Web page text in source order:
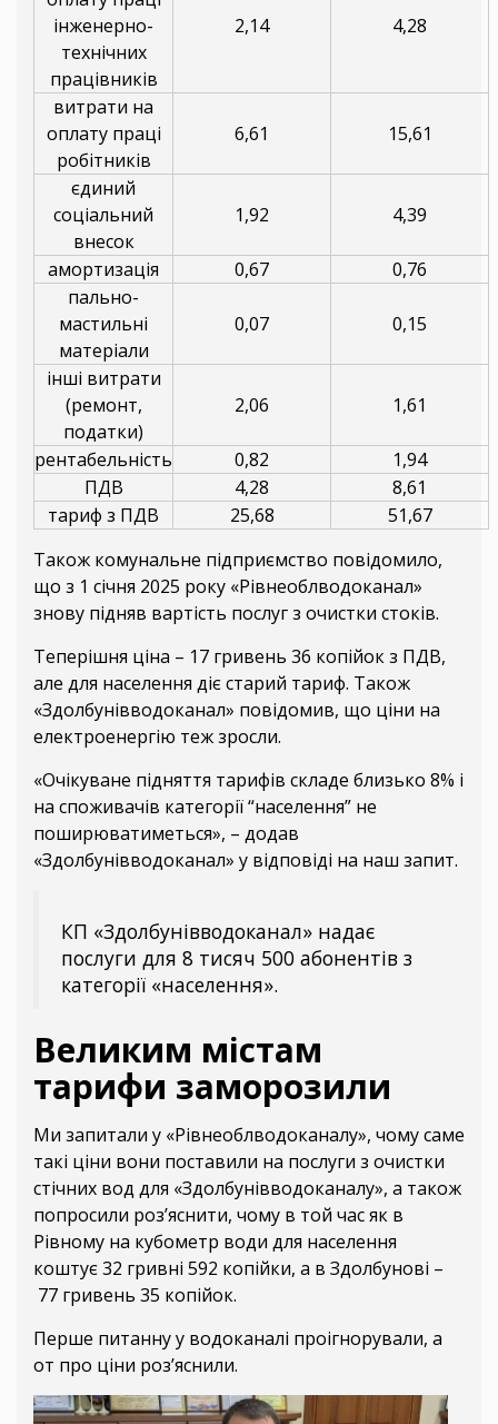
інженерно-
технічних
працівників
2,14 4,28
витрати на
оплату праці
робітників
6,61 15,61
єдиний
соціальний
внесок
1,92 4,39
амортизація 0,67
0,76
пально-
мастильні
матеріали
0,07 0,15
інші витрати
(ремонт,
податки)
2,06 1,61
рентабельність 0,82
1,94
ПДВ
4,28
8,61
тариф з ПДВ
25,68
51,67
Також комунальне підприємство повідомило,
що з 1 січня 2025 року «Рівнеоблводоканал»
знову підняв вартість послуг з очистки стоків.
Теперішня ціна – 17 гривень 36 копійок з ПДВ,
але для населення діє старий тариф. Також
«Здолбунівводоканал» повідомив, що ціни на
електроенергію теж зросли.
«Очікуване підняття тарифів складе близько 8% і
на споживачів категорії “населення” не
поширюватиметься», – додав
«Здолбунівводоканал» у відповіді на наш запит.
КП «Здолбунівводоканал» надає
послуги для 8 тисяч 500 абонентів з
категорії «населення».
Великим містам
тарифи заморозили
Ми запитали у «Рівнеоблводоканалу», чому саме
такі ціни вони поставили на послуги з очистки
стічних вод для «Здолбунівводоканалу», а також
попросили роз’яснити, чому в той час як в
Рівному на кубометр води для населення
коштує 32 гривні 592 копійки, а в Здолбунові –
77 гривень 35 копійок.
Перше питанну у водоканалі проігнорували, а
от про ціни роз’яснили.